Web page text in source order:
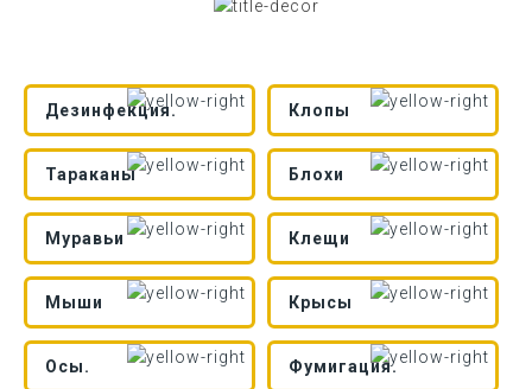
Дезинфекция. Клопы
Тараканы Блохи
Муравьи Клещи
Мыши Крысы
Осы. Фумигация.